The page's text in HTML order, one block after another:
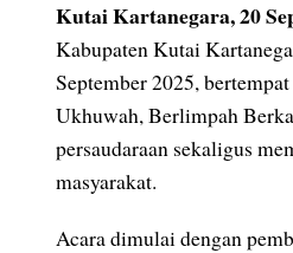
Kutai Kartanegara, 20
Kabupaten Kutai
September 2025,
Ukhuwah, Berlimpah
persaudaraan sekaligus
masyarakat.
Acara dimulai dengan